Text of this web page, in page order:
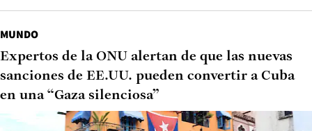
MUNDO
Expertos de la ONU alertan de que las nuevas
sanciones de EE.UU. pueden convertir a Cuba
en una “Gaza silenciosa”